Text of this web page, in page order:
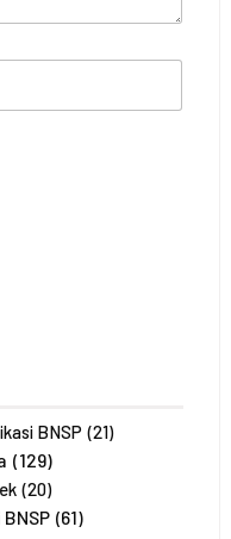
BNSP (21)
(129)
(20)
(61)